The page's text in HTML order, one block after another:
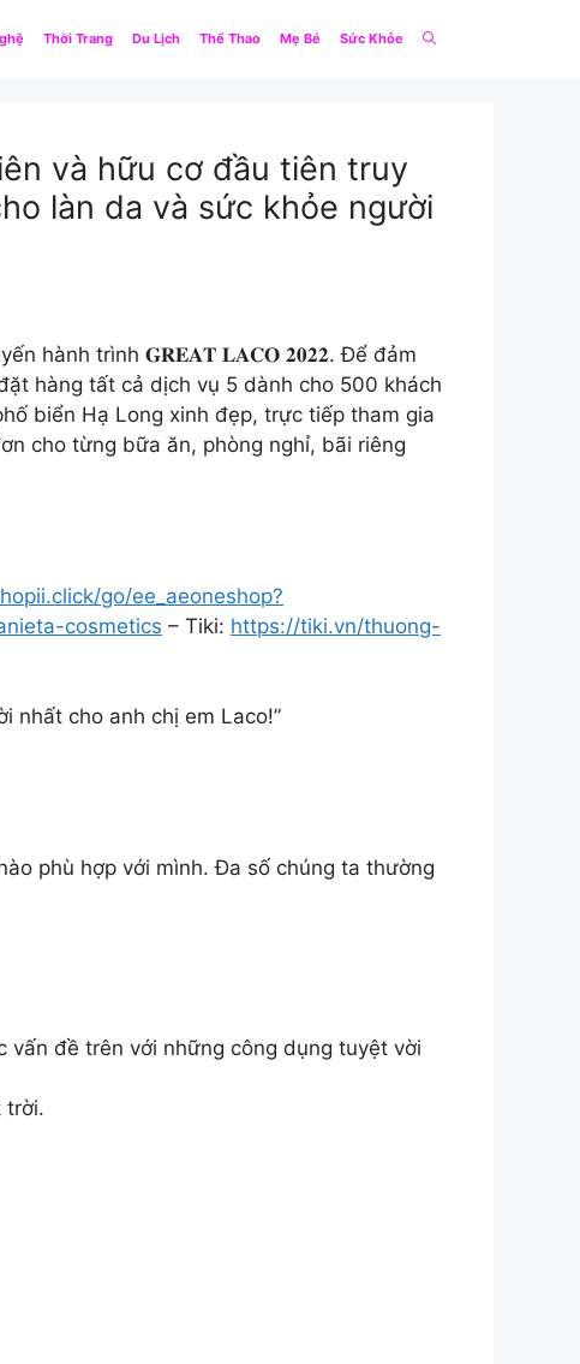
Thời Trang Du Lịch Thể Thao Mẹ Bé Sức Khỏe
và hữu cơ đầu tiên truy
làn da và sức khỏe người
hành trình 𝐆𝐑𝐄𝐀𝐓 𝐋𝐀𝐂𝐎 𝟐𝟎𝟐𝟐. Để đảm
hàng tất cả dịch vụ 5 dành cho 500 khách
biển Hạ Long xinh đẹp, trực tiếp tham gia
cho từng bữa ăn, phòng nghỉ, bãi riêng
go/ee_aeoneshop?
cosmetics – Tiki: https://tiki.vn/thuong-
nhất cho anh chị em Laco!”
phù hợp với mình. Đa số chúng ta thường
vấn đề trên với những công dụng tuyệt vời
trời.